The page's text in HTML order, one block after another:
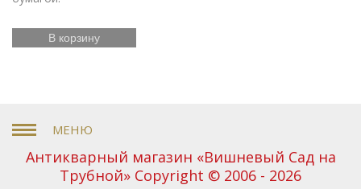
В корзину
Антикварный магазин «Вишневый Сад на
Трубной» Copyright © 2006 - 2026